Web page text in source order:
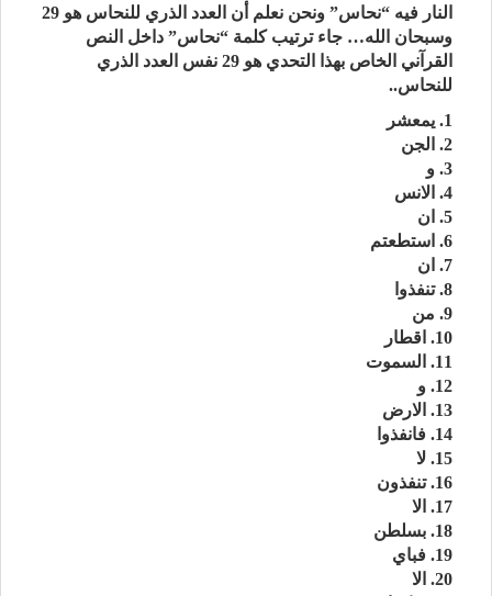
النار فيه “نحاس” ونحن نعلم أن العدد الذري للنحاس هو 29
وسبحان الله… جاء ترتيب كلمة “نحاس” داخل النص
القرآني الخاص بهذا التحدي هو 29 نفس العدد الذري
للنحاس..
1. يمعشر
2. الجن
3. و
4. الانس
5. ان
6. استطعتم
7. ان
8. تنفذوا
9. من
10. اقطار
11. السموت
12. و
13. الارض
14. فانفذوا
15. لا
16. تنفذون
17. الا
18. بسلطن
19. فباي
20. الا